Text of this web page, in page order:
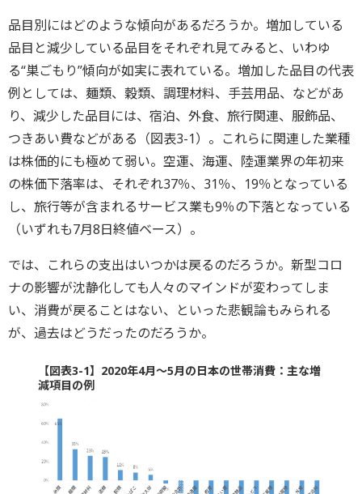
品目別にはどのような傾向があるだろうか。増加している
品目と減少している品目をそれぞれ見てみると、いわゆ
る“巣ごもり”傾向が如実に表れている。増加した品目の代表
例としては、麺類、穀類、調理材料、手芸用品、などがあ
り、減少した品目には、宿泊、外食、旅行関連、服飾品、
つきあい費などがある（図表3-1）。これらに関連した業種
は株価的にも極めて弱い。空運、海運、陸運業界の年初来
の株価下落率は、それぞれ37％、31％、19％となっている
し、旅行等が含まれるサービス業も9％の下落となっている
（いずれも7月8日終値ベース）。
では、これらの支出はいつかは戻るのだろうか。新型コロ
ナの影響が沈静化しても人々のマインドが変わってしま
い、消費が戻ることはない、といった悲観論もみられる
が、過去はどうだったのだろうか。
【図表3-1】2020年4月～5月の日本の世帯消費：主な増
減項目の例